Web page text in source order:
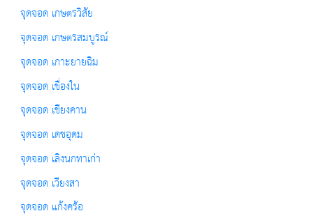
จุดจอด เกษตรวิสัย
จุดจอด เกษตรสมบูรณ์
จุดจอด เกาะยายฉิม
จุดจอด เขื่องใน
จุดจอด เชียงคาน
จุดจอด เดชอุดม
จุดจอด เลิงนกทาเก่า
จุดจอด เวียงสา
จุดจอด แก้งคร้อ